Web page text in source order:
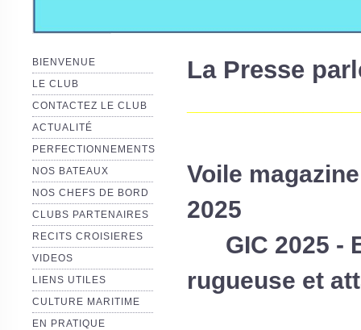
BIENVENUE
LE CLUB
CONTACTEZ LE CLUB
ACTUALITÉ
PERFECTIONNEMENTS
NOS BATEAUX
NOS CHEFS DE BORD
CLUBS PARTENAIRES
RECITS CROISIERES
VIDEOS
LIENS UTILES
CULTURE MARITIME
EN PRATIQUE
La Presse
Voile
2025
GIC 2025 -
rugueuse et